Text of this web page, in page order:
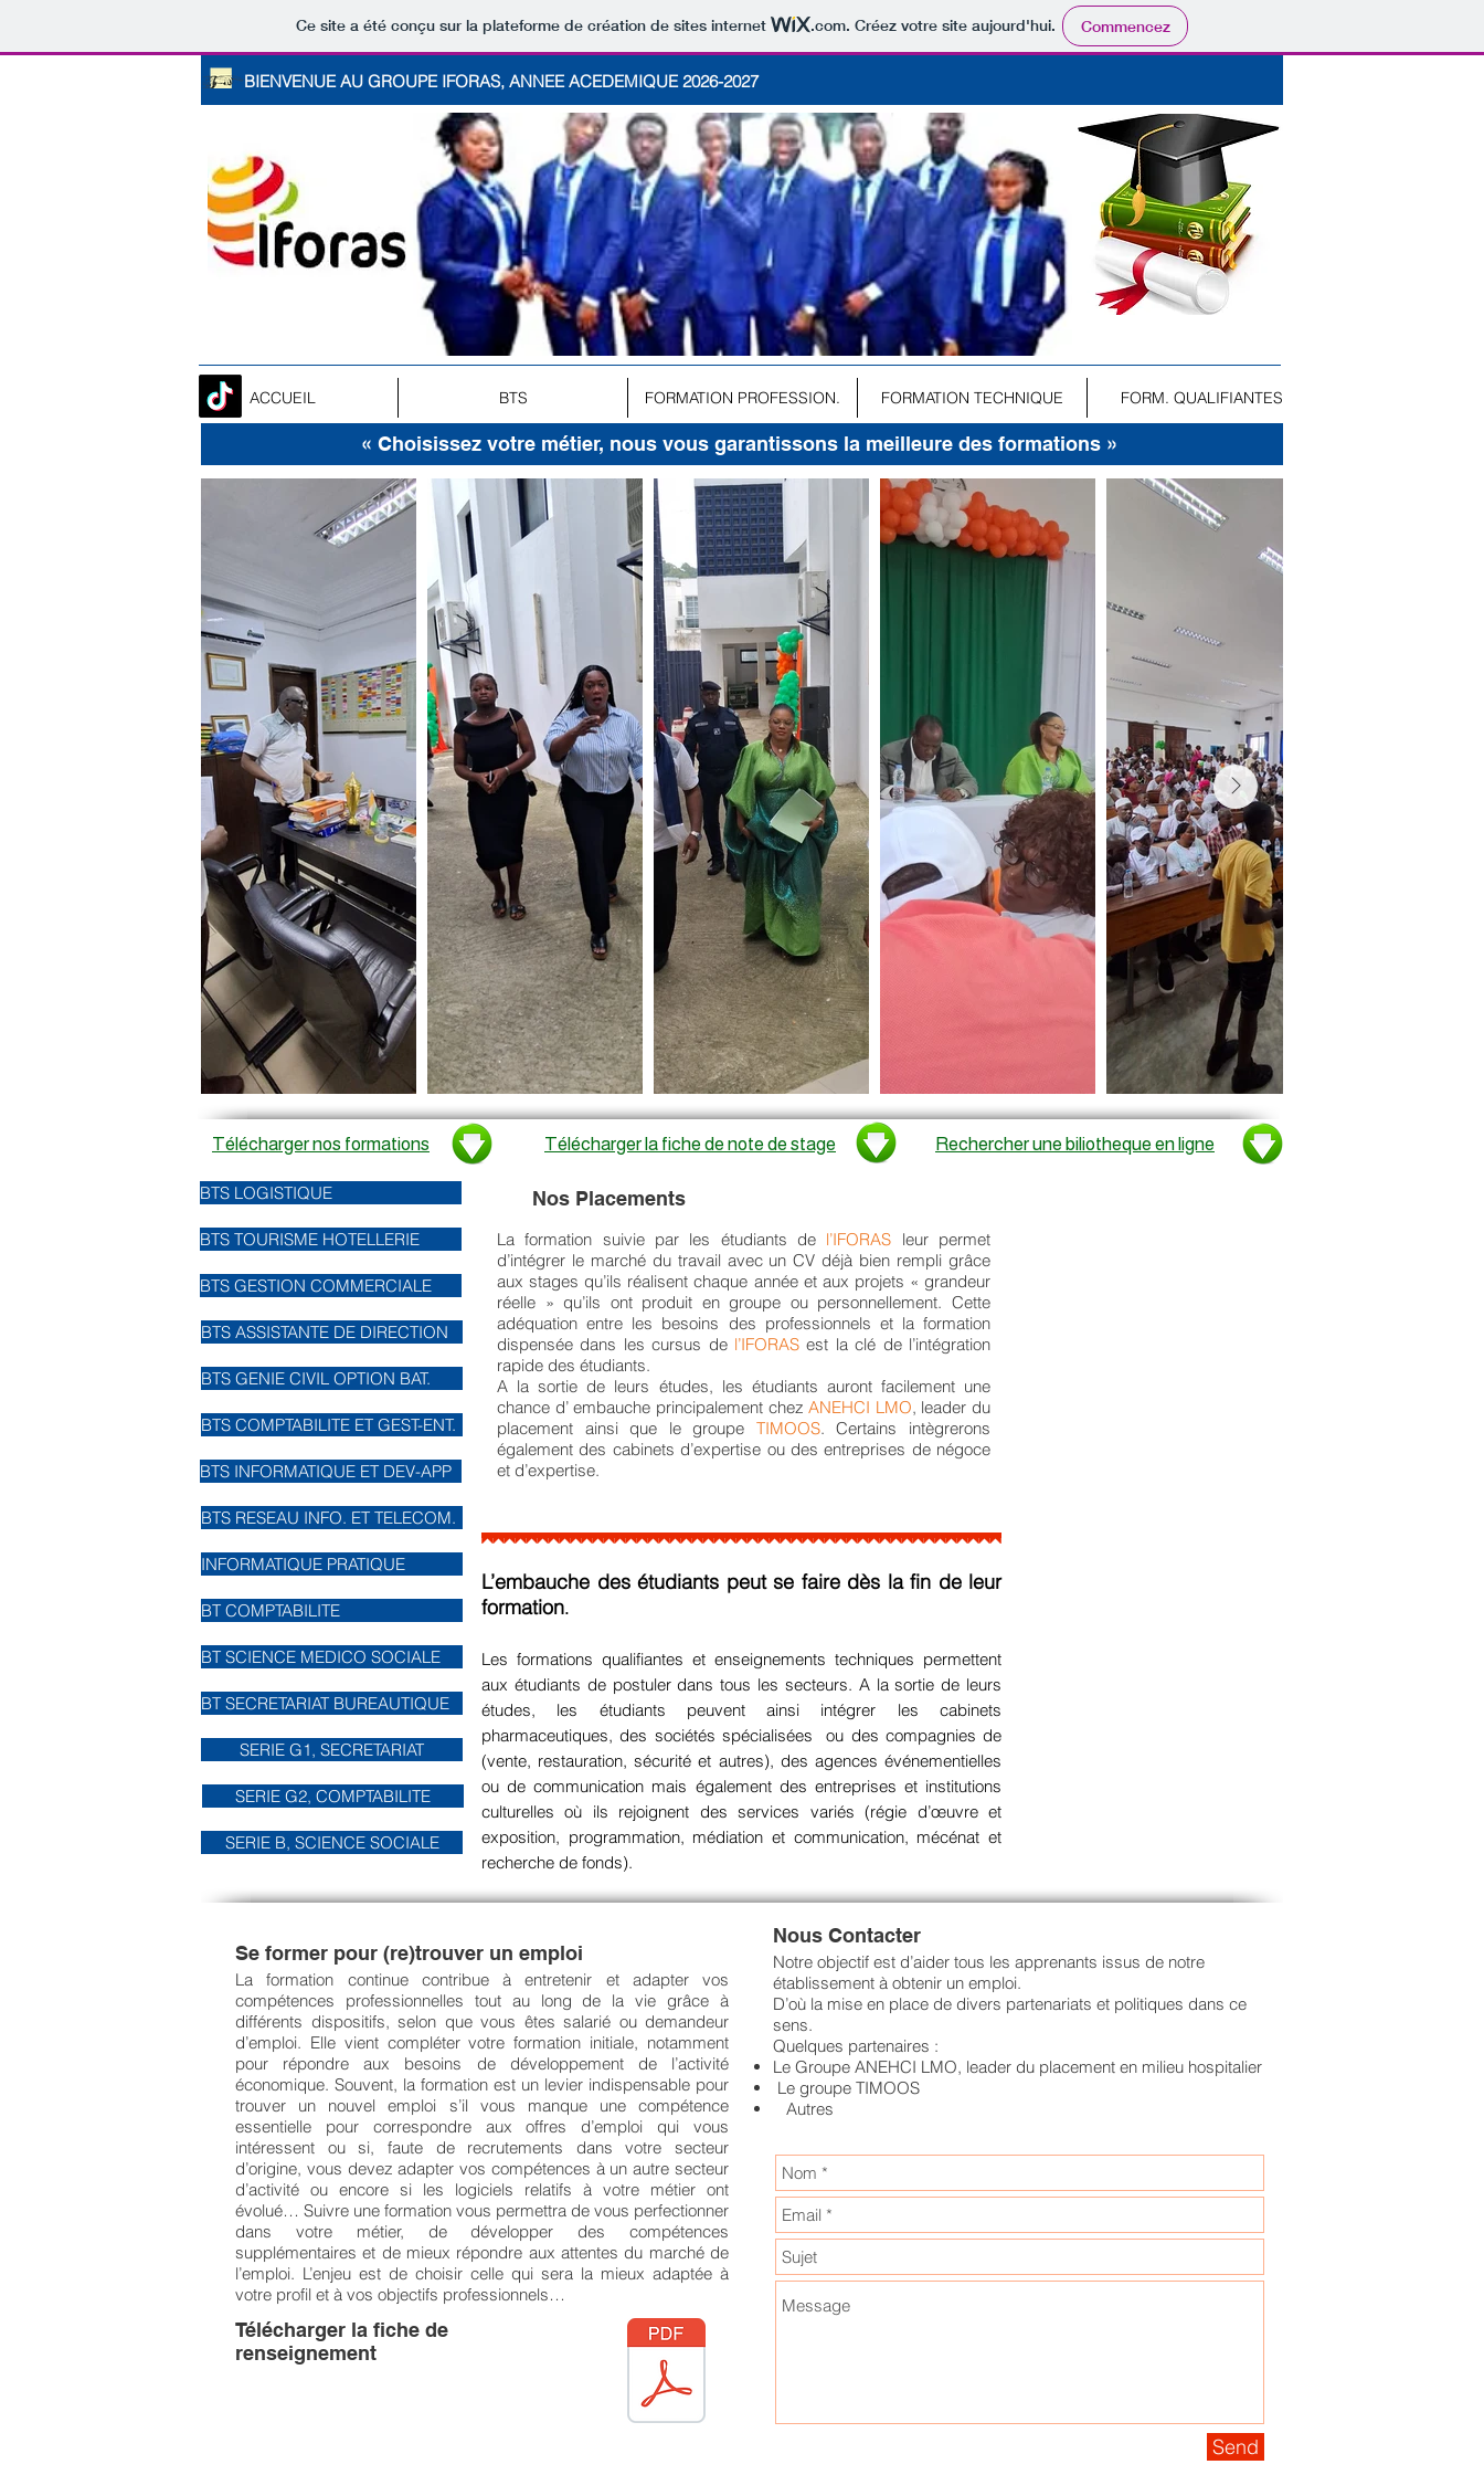
Ce site a été conçu sur la plateforme de création de sites internet .com. Créez votre site aujourd'hui. Commencez
BIENVENUE AU GROUPE IFORAS, ANNEE ACEDEMIQUE 2026-2027
ACCUEIL BTS FORMATION PROFESSION. FORMATION TECHNIQUE FORM. QUALIFIANTES
« Choisissez votre métier, nous vous garantissons la meilleure des formations »
Télécharger nos formations Télécharger la fiche de note de stage Rechercher une biliotheque en ligne
BTS LOGISTIQUE
BTS TOURISME HOTELLERIE
BTS GESTION COMMERCIALE
BTS ASSISTANTE DE DIRECTION
BTS GENIE CIVIL OPTION BAT.
BTS COMPTABILITE ET GEST-ENT.
BTS INFORMATIQUE ET DEV-APP
BTS RESEAU INFO. ET TELECOM.
INFORMATIQUE PRATIQUE
BT COMPTABILITE
BT SCIENCE MEDICO SOCIALE
BT SECRETARIAT BUREAUTIQUE
SERIE G1, SECRETARIAT
SERIE G2, COMPTABILITE
SERIE B, SCIENCE SOCIALE
Nos Placements
La formation suivie par les étudiants de l’IFORAS leur permet
d’intégrer le marché du travail avec un CV déjà bien rempli grâce
aux stages qu’ils réalisent chaque année et aux projets « grandeur
réelle » qu’ils ont produit en groupe ou personnellement. Cette
adéquation entre les besoins des professionnels et la formation
dispensée dans les cursus de l’IFORAS est la clé de l’intégration
rapide des étudiants.
A la sortie de leurs études, les étudiants auront facilement une
chance d’ embauche principalement chezANEHCI LMO, leader du
placement ainsi que le groupe TIMOOS. Certains intègrerons
également des cabinets d’expertise ou des entreprises de négoce
et d’expertise.
L’embauche des étudiants peut se faire dès la fin de leur
formation.
Les formations qualifiantes et enseignements techniques permettent
aux étudiants de postuler dans tous les secteurs. A la sortie de leurs
études, les étudiants peuvent ainsi intégrer les cabinets
pharmaceutiques, des sociétés spécialisées ou des compagnies de
(vente, restauration, sécurité et autres), des agences événementielles
ou de communication mais également des entreprises et institutions
culturelles où ils rejoignent des services variés (régie d’œuvre et
exposition, programmation, médiation et communication, mécénat et
recherche de fonds).
Se former pour (re)trouver un emploi
La formation continue contribue à entretenir et adapter vos
compétences professionnelles tout au long de la vie grâce à
différents dispositifs, selon que vous êtes salarié ou demandeur
d’emploi. Elle vient compléter votre formation initiale, notamment
pour répondre aux besoins de développement de l’activité
économique. Souvent, la formation est un levier indispensable pour
trouver un nouvel emploi s’il vous manque une compétence
essentielle pour correspondre aux offres d’emploi qui vous
intéressent ou si, faute de recrutements dans votre secteur
d’origine, vous devez adapter vos compétences à un autre secteur
d’activité ou encore si les logiciels relatifs à votre métier ont
évolué… Suivre une formation vous permettra de vous perfectionner
dans votre métier, de développer des compétences
supplémentaires et de mieux répondre aux attentes du marché de
l’emploi. L’enjeu est de choisir celle qui sera la mieux adaptée à
votre profil et à vos objectifs professionnels…
Télécharger la fiche de
renseignement
Nous Contacter
Notre objectif est d’aider tous les apprenants issus de notre
établissement à obtenir un emploi.
D’où la mise en place de divers partenariats et politiques dans ce
sens.
Quelques partenaires :
Le Groupe ANEHCI LMO, leader du placement en milieu hospitalier
Le groupe TIMOOS
Autres
Send